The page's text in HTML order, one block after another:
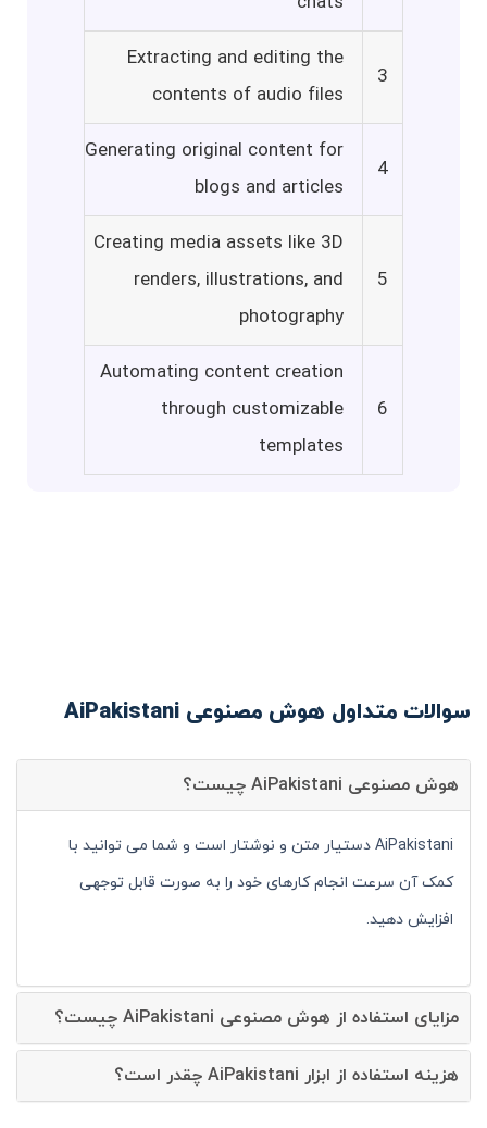
3
Extracting and editing the
contents of audio files
4
Generating original content for
blogs and articles
5
Creating media assets like 3D
renders, illustrations, and
photography
6
Automating content creation
through customizable
templates
سوالات متداول هوش مصنوعی AiPakistani
هوش مصنوعی AiPakistani چیست؟
AiPakistani دستیار متن و نوشتار است و شما می توانید با
کمک آن سرعت انجام کارهای خود را به صورت قابل توجهی
افزایش دهید.
مزایای استفاده از هوش مصنوعی AiPakistani چیست؟
هزینه استفاده از ابزار AiPakistani چقدر است؟